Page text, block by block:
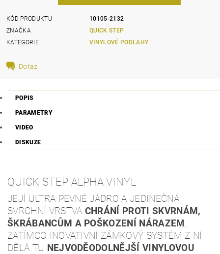
KÓD PRODUKTU
10105-2132
ZNAČKA
QUICK STEP
KATEGORIE
VINYLOVÉ PODLAHY
Dotaz
POPIS
PARAMETRY
VIDEO
DISKUZE
QUICK STEP ALPHA VINYL
JEJÍ ULTRA PEVNÉ JÁDRO A JEDINEČNÁ
SVRCHNÍ VRSTVA CHRÁNÍ PROTI SKVRNÁM,
ŠKRÁBANCŮM A POŠKOZENÍ NÁRAZEM ,
ZATÍMCO INOVATIVNÍ ZÁMKOVÝ SYSTÉM Z NÍ
DĚLÁ TU NEJVODĚODOLNĚJŠÍ VINYLOVOU